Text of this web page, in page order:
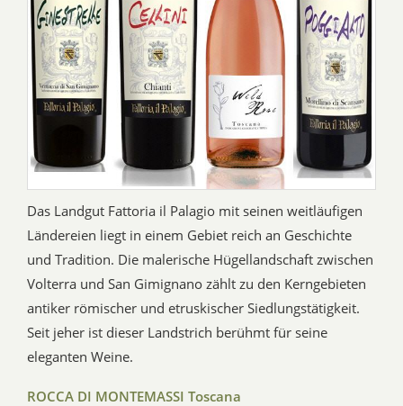
Das Landgut Fattoria il Palagio mit seinen weitläufigen
Ländereien liegt in einem Gebiet reich an Geschichte
und Tradition. Die malerische Hügellandschaft zwischen
Volterra und San Gimignano zählt zu den Kerngebieten
antiker römischer und etruskischer Siedlungstätigkeit.
Seit jeher ist dieser Landstrich berühmt für seine
eleganten Weine.
ROCCA DI MONTEMASSI Toscana